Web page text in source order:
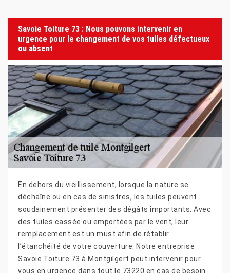
Savoie Toiture 73 : Nous pouvons intervenir en
urgence pour le changement de vos tuiles défectueux
ou absent
En dehors du vieillissement, lorsque la nature se
déchaîne ou en cas de sinistres, les tuiles peuvent
soudainement présenter des dégâts importants. Avec
des tuiles cassée ou emportées par le vent, leur
remplacement est un must afin de rétablir
l’étanchéité de votre couverture. Notre entreprise
Savoie Toiture 73 à Montgilgert peut intervenir pour
vous en urgence dans tout le 73220 en cas de besoin.